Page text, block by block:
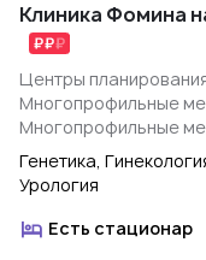
Клиника Фомина
Центры
Многопрофильные
Многопрофильные
Генетика,
Урология
Есть стационар